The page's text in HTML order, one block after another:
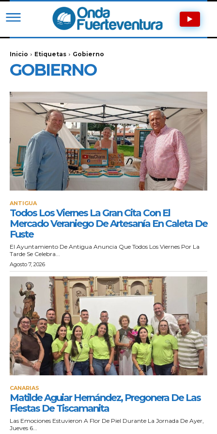
Inicio Etiquetas Gobierno
GOBIERNO
ANTIGUA
Todos Los Viernes La Gran Cita Con El
Mercado Veraniego De Artesanía En Caleta De
Fuste
El Ayuntamiento De Antigua Anuncia Que Todos Los Viernes Por La
Tarde Se Celebra...
Agosto 7, 2026
CANARIAS
Matilde Aguiar Hernández, Pregonera De Las
Fiestas De Tiscamanita
Las Emociones Estuvieron A Flor De Piel Durante La Jornada De Ayer,
Jueves 6...